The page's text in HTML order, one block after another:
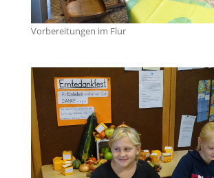
Vorbereitungen im Flur